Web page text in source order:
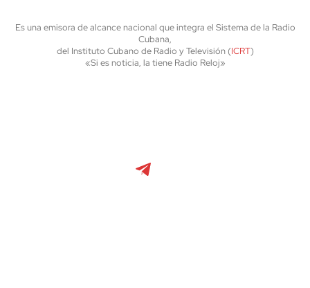
Es una emisora de alcance nacional que integra el Sistema de la Radio
Cubana,
del Instituto Cubano de Radio y Televisión (ICRT)
«Si es noticia, la tiene Radio Reloj»